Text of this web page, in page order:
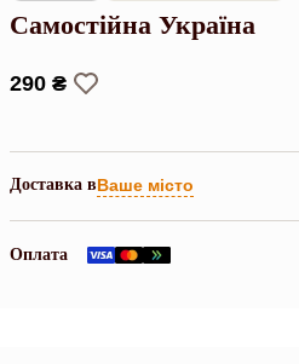
Самостійна Україна
290 ₴
Доставка вВаше місто
Оплата